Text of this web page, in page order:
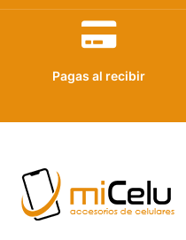
Pagas al recibir